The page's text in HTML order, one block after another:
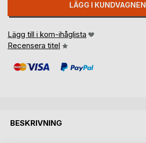
LÄGG I KUNDVAGNEN
Lägg till i kom-ihåglista
Recensera titel
BESKRIVNING